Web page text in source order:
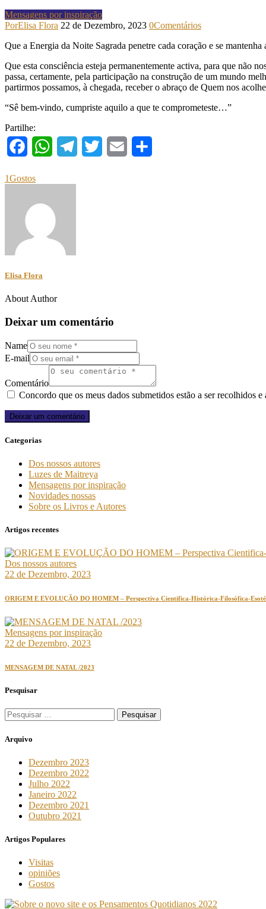
Mensagens por inspiração
PorElisa Flora 22 de Dezembro, 2023 0Comentários
Que a Energia da Noite Sagrada penetre cada coração e se
Que esta consciência esteja permanentemente activa, para que não
passa, certamente, pela participação na construção de um mundo
partirmos possamos, à chegada, receber o abraço de Quem nos
“Sê bem-vindo, cumpriste aquilo a que te comprometeste…”
Partilhe:
FacebookWhatsAppTelegramTwitter Email
1Gostos
Elisa Flora
About Author
Deixar um comentário
Name
E-mail
Comentário
Concordo que os meus dados submetidos estão a ser recolhidos e
Categorias
Dos nossos autores
Luzes de Maitreya
Mensagens por inspiração
Novidades nossas
Sobre os Livros e Autores
Artigos recentes
Dos nossos autores
22 de Dezembro, 2023
ORIGEM E EVOLUÇÃO DO HOMEM – Perspectiva Cientifica-Histórica-Filosófica-
Mensagens por inspiração
22 de Dezembro, 2023
MENSAGEM DE NATAL /2023
Pesquisar
Arquivo
Dezembro 2023
Dezembro 2022
Julho 2022
Janeiro 2022
Dezembro 2021
Outubro 2021
Artigos Populares
Visitas
opiniões
Gostos